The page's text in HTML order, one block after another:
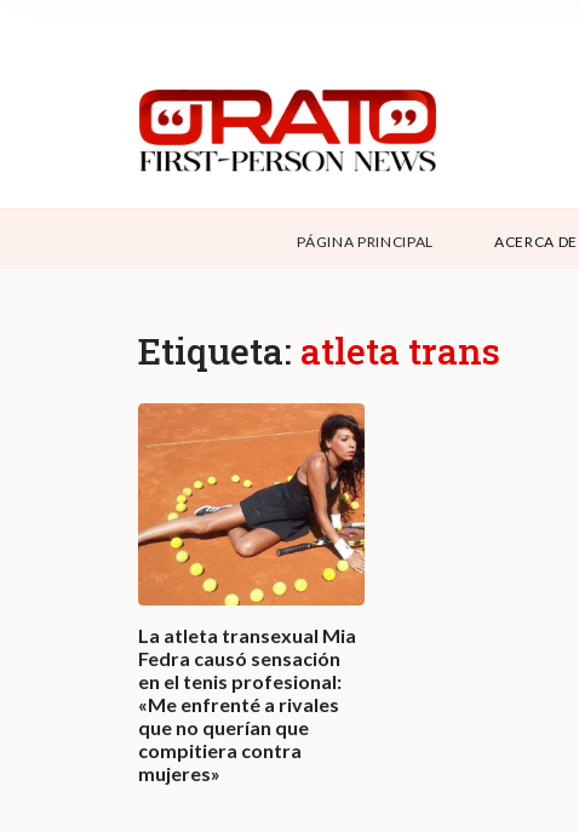
SUPPORT
CONTÁCTANOS
PÁGINA PRINCIPAL ACERCA
Etiqueta: atleta trans
La atleta transexual Mia
Fedra causó sensación
en el tenis profesional:
«Me enfrenté a rivales
que no querían que
compitiera contra
mujeres»